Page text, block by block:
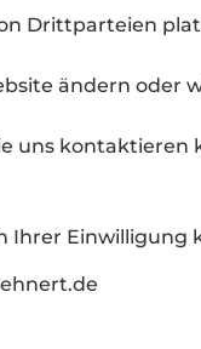
Drittparteien
ändern oder
uns
Ihrer Einwilligung